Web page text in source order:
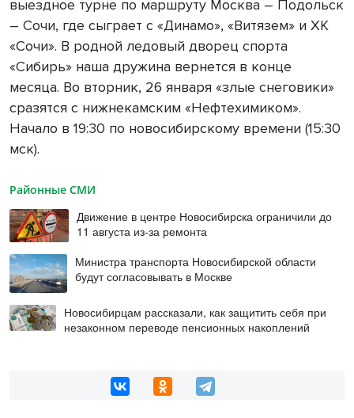
выездное турне по маршруту Москва – Подольск
– Сочи, где сыграет с «Динамо», «Витязем» и ХК
«Сочи». В родной ледовый дворец спорта
«Сибирь» наша дружина вернется в конце
месяца. Во вторник, 26 января «злые снеговики»
сразятся с нижнекамским «Нефтехимиком».
Начало в 19:30 по новосибирскому времени (15:30
мск).
Районные СМИ
Движение в центре Новосибирска ограничили до
11 августа из-за ремонта
Министра транспорта Новосибирской области
будут согласовывать в Москве
Новосибирцам рассказали, как защитить себя при
незаконном переводе пенсионных накоплений